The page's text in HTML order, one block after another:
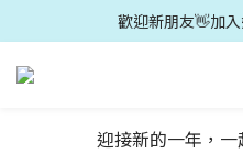
歡迎光臨🛍️多益得官
歡迎新朋友👋加
歡迎光臨🛍️多益得官
迎接新的一年，